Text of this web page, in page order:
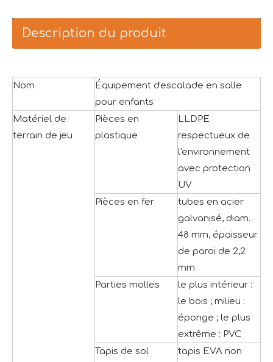
Description du produit
Nom
Équipement d'escalade en salle
pour enfants
Matériel de
terrain de jeu
Pièces en
plastique
LLDPE
respectueux de
l'environnement
avec protection
UV
Pièces en fer
tubes en acier
galvanisé, diam.
48 mm, épaisseur
de paroi de 2,2
mm
Parties molles
le plus intérieur :
le bois ; milieu :
éponge ; le plus
extrême : PVC
Tapis de sol
tapis EVA non